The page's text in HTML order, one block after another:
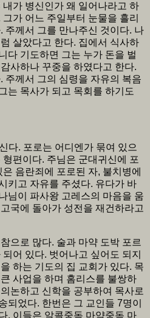
가 병신인가 왜 일어나라고 하
가 어느 주일부터 눈물을 흘리
주께서 그를 만나주신 것이다. 나
살았다고 한다. 집에서 식사하
다 기도하면 그는 누가 돈을 벌
사하나 꾸중을 하였다고 한다.
주께서 그의 심령을 자유의 복음
는 목사가 되고 목회를 하기도
다. 포로는 어디엔가 묶여 있으
편이다. 주님은 군대귀신에 포
음란죄에 포로된 자, 불치병에
키고 자유를 주셨다. 유다가 바
님이 파사왕 고레스의 마음을 움
국에 돌아가 성전을 재건하라고
으로 많다. 술과 마약 도박 포르
어 있다. 벗어나고 싶어도 되지
하는 기도의 집 교회가 있다. 목
사업을 하며 홈리스를 불쌍하
논하고 신학을 공부하여 목사로
되었다. 한번은 그 교인들 7명이
, 이들은 알콜중독 마약중독 마